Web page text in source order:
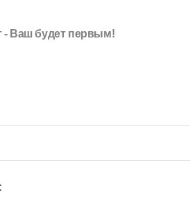
- Ваш будет первым!